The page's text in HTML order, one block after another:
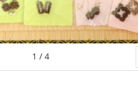
1 / 4